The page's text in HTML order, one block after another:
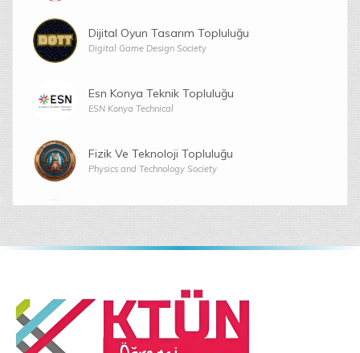
Dijital Oyun Tasarım Topluluğu
Digital Game Design Society
Esn Konya Teknik Topluluğu
ESN Konya Technical
Fizik Ve Teknoloji Topluluğu
Physics and Technology Society
Fotografçılık Topluluğu
Photography Society
Gezi Ve Etkinlik Topluluğu
Travel and Event Society